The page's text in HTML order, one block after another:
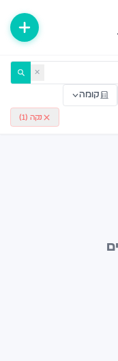
היחיד ✕
קומה
נקה ( 1
)